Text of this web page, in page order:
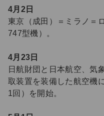
4月2日
東京（成田）＝ミラノ＝
747型機）。
4月23日
日航財団と日本航空、気
取装置を装備した航空機
1回）を開始。